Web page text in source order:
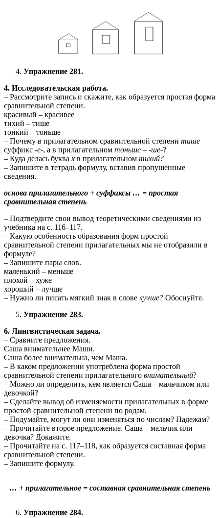
Упражнение 281.
4. Исследовательская работа.
– Рассмотрите запись и скажите, как образуется простая форма
сравнительной степени.
красивый – красивее
тихий – тише
тонкий – тоньше
– Почему в прилагательном сравнительной степени тише
суффикс -е-, а в прилагательном тоньше – -ше-?
– Куда делась буква х в прилагательном тихий?
– Запишите в тетрадь формулу, вставив пропущенные
сведения.
основа прилагательного + суффиксы … = простая
сравнительная степень
– Подтвердите свои вывод теоретическими сведениями из
учебника на с. 116–117.
– Какую особенность образования форм простой
сравнительной степени прилагательных мы не отобразили в
формуле?
– Запишите пары слов.
маленький – меньше
плохой – хуже
хороший – лучше
– Нужно ли писать мягкий знак в слове лучше? Обоснуйте.
Упражнение 283.
6. Лингвистическая задача.
– Сравните предложения.
Саша внимательнее Маши.
Саша более внимательна, чем Маша.
– В каком предложении употреблена форма простой
сравнительной степени прилагательного внимательный?
– Можно ли определить, кем является Саша – мальчиком или
девочкой?
– Сделайте вывод об изменяемости прилагательных в форме
простой сравнительной степени по родам.
– Подумайте, могут ли они изменяться по числам? Падежам?
– Прочитайте второе предложение. Саша – мальчик или
девочка? Докажите.
– Прочитайте на с. 117–118, как образуется составная форма
сравнительной степени.
– Запишите формулу.
… + прилагательное = составная сравнительная степень
Упражнение 284.